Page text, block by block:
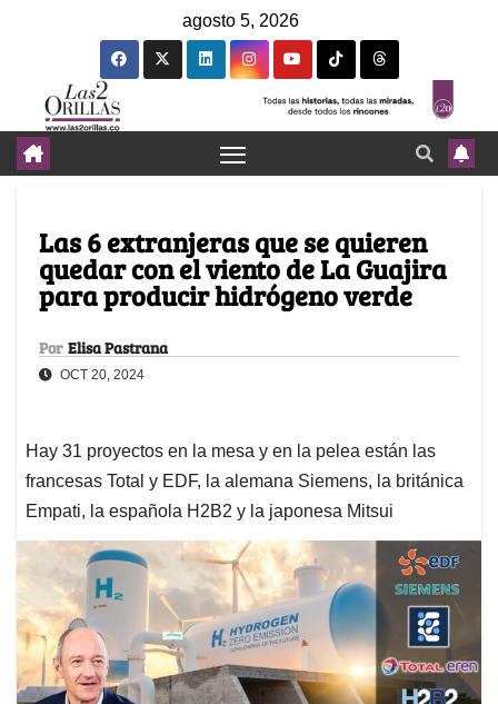
agosto 5, 2026
Las 6 extranjeras que se quieren
quedar con el viento de La Guajira
para producir hidrógeno verde
Por Elisa Pastrana
OCT 20, 2024
Hay 31 proyectos en la mesa y en la pelea están las
francesas Total y EDF, la alemana Siemens, la británica
Empati, la española H2B2 y la japonesa Mitsui